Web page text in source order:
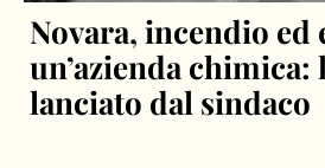
Novara, incendio
un’azienda chimica:
lanciato dal sindaco